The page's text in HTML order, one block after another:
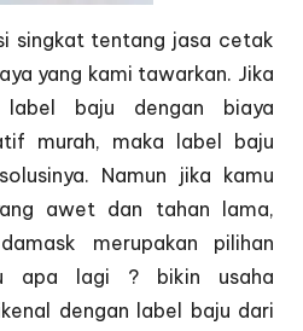
singkat tentang jasa cetak
yang kami tawarkan. Jika
label baju dengan biaya
murah, maka label baju
Namun jika kamu
awet dan tahan lama,
merupakan pilihan
apa lagi ? bikin usaha
dengan label baju dari